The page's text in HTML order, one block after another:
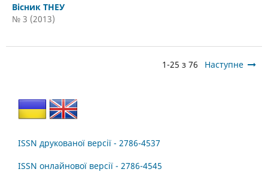
Вісник ТНЕУ
№ 3 (2013)
1-25 з 76 Наступне
ISSN друкованої версії - 2786-4537
ISSN онлайнової версії - 2786-4545